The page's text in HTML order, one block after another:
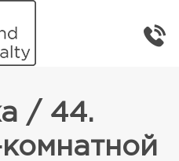
недвижимость
/ 44.